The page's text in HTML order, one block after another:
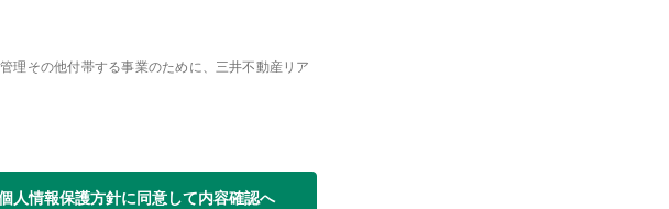
理その他付帯する事業のために、三井不動産リア
人情報保護方針に同意して内容確認へ